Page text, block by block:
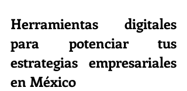
Herramientas digitales
para potenciar tus
estrategias empresariales
en México